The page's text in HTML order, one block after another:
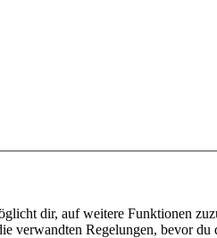
dir, auf weitere Funktionen
verwandten Regelungen, bevor du